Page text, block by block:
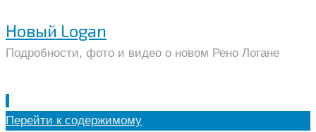
Новый Logan
Подробности, фото и видео о новом Рено Логане
Перейти к содержимому